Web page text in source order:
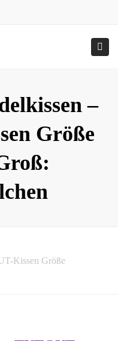
Submit
–
Größe
Kissen Größe